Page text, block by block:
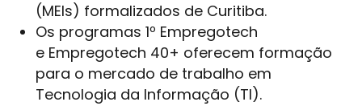
(MEIs) formalizados de Curitiba.
Os programas 1º Empregotech
e Empregotech 40+ oferecem formação
para o mercado de trabalho em
Tecnologia da Informação (TI).